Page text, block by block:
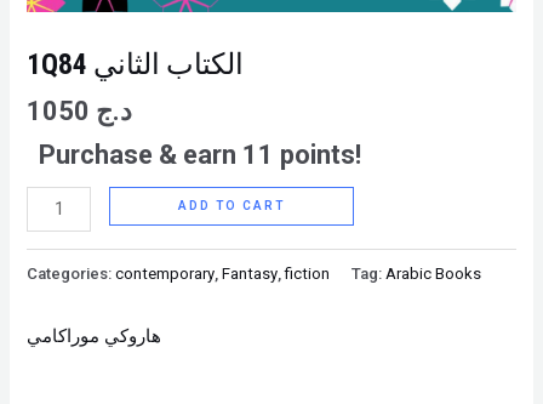
1Q84 الكتاب الثاني
د.ج
Purchase & earn 11 points!
ADD TO CART
Categories:contemporary ,Fantasy ,fiction Tag: Arabic Books
هاروكي موراكامي